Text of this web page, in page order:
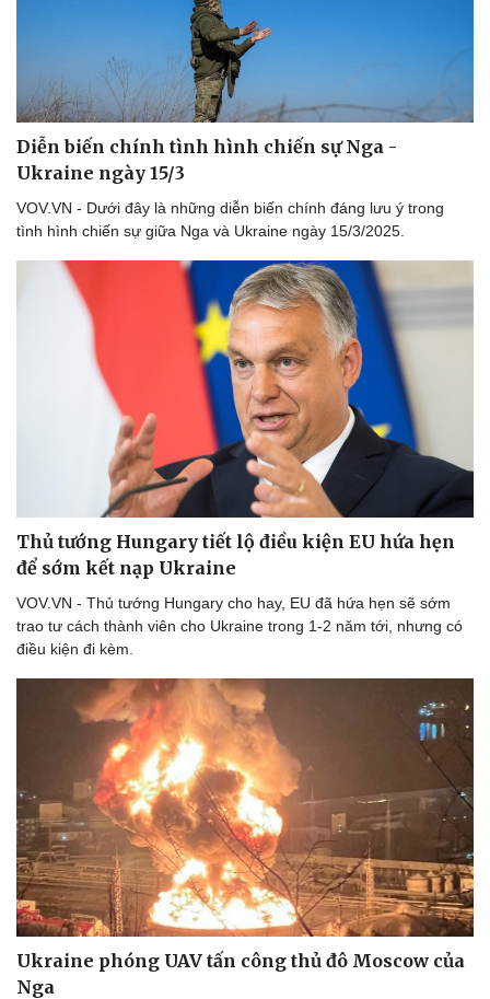
Diễn biến chính tình hình chiến sự Nga -
Ukraine ngày 15/3
VOV.VN - Dưới đây là những diễn biến chính đáng lưu ý trong
tình hình chiến sự giữa Nga và Ukraine ngày 15/3/2025.
Thủ tướng Hungary tiết lộ điều kiện EU hứa hẹn
để sớm kết nạp Ukraine
VOV.VN - Thủ tướng Hungary cho hay, EU đã hứa hẹn sẽ sớm
trao tư cách thành viên cho Ukraine trong 1-2 năm tới, nhưng có
điều kiện đi kèm.
Ukraine phóng UAV tấn công thủ đô Moscow của
Nga